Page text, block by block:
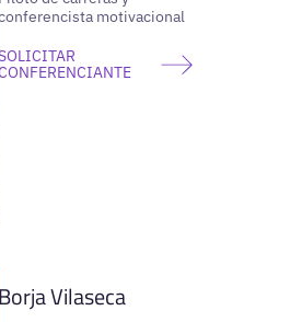
motivacional
Borja Vilaseca